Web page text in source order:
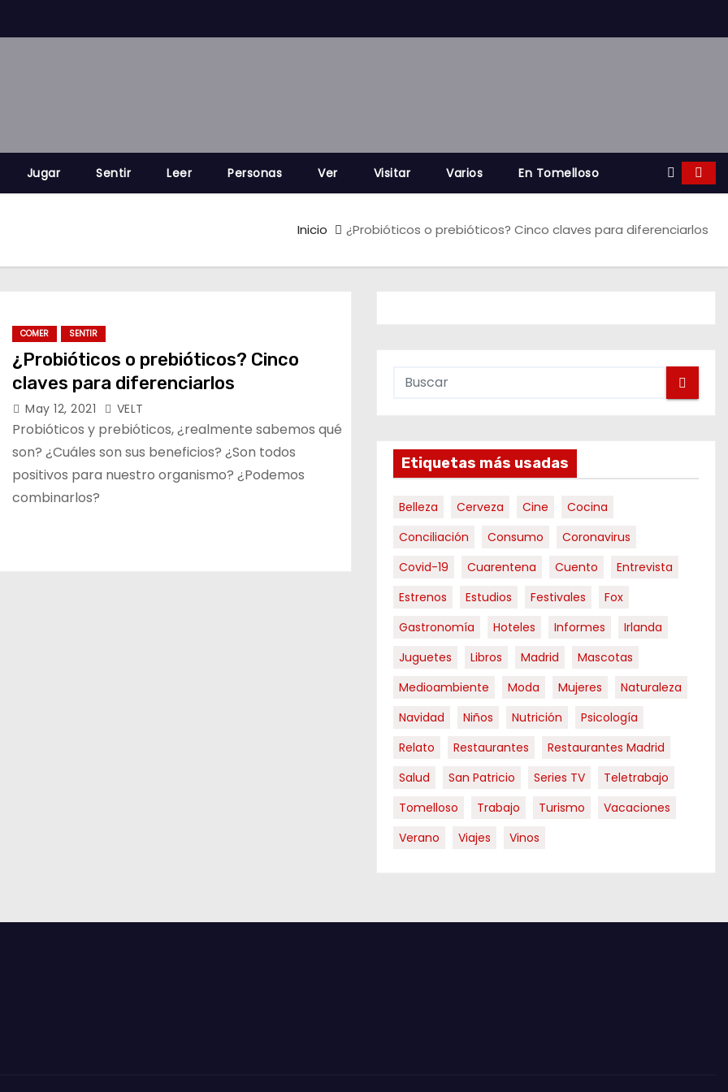
Jugar Sentir Leer Personas Ver Visitar Varios En Tomelloso
Inicio ¿Probióticos o prebióticos? Cinco claves para diferenciarlos
COMER SENTIR
¿Probióticos o prebióticos? Cinco
claves para diferenciarlos
May 12, 2021 VELT
Probióticos y prebióticos, ¿realmente sabemos qué
son? ¿Cuáles son sus beneficios? ¿Son todos
positivos para nuestro organismo? ¿Podemos
combinarlos?
Etiquetas más usadas
Belleza Cerveza Cine
Cocina
Conciliación
Consumo
Coronavirus
Covid-19
Cuarentena Cuento
Entrevista
Estrenos
Estudios Festivales
Fox
Gastronomía
Hoteles Informes
Irlanda
Juguetes
Libros Madrid
Mascotas
Medioambiente
Moda Mujeres
Naturaleza
Navidad
Niños Nutrición
Psicología
Relato
Restaurantes
Restaurantes Madrid
Salud
San Patricio Series TV
Teletrabajo
Tomelloso
Trabajo Turismo
Vacaciones
Verano
Viajes Vinos